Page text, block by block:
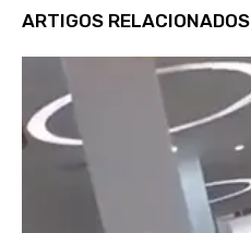
ARTIGOS RELACIONADOS